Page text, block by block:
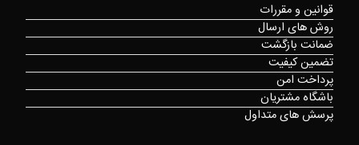
قوانین و مقررات
روش های ارسال
ضمانت بازگشت
تضمین کیفیت
پرداخت امن
باشگاه مشتریان
پرسش های متداول